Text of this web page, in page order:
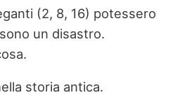
(2, 8, 16) potessero
un disastro.
storia antica.